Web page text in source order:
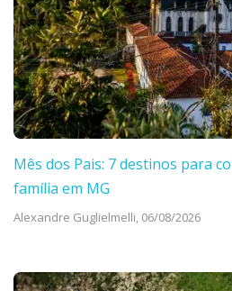
Mês dos Pais: 7 destinos para
família em MG
Alexandre Guglielmelli, 06/08/2026